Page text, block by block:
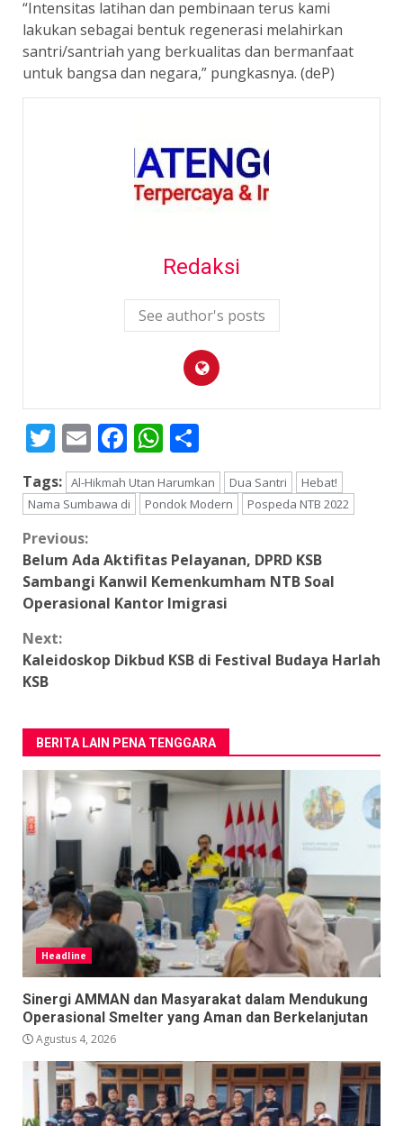
“Intensitas latihan dan pembinaan terus kami
lakukan sebagai bentuk regenerasi melahirkan
santri/santriah yang berkualitas dan bermanfaat
untuk bangsa dan negara,” pungkasnya. (deP)
Redaksi
See author's posts
Twitter
EmailFacebook
WhatsApp
Tags: Al-Hikmah Utan Harumkan Dua Santri
Hebat!
Nama Sumbawa di
Pondok Modern Pospeda NTB 2022
Continue
Reading
Previous:
Belum Ada Aktifitas Pelayanan, DPRD KSB
Sambangi Kanwil Kemenkumham NTB Soal
Operasional Kantor Imigrasi
Next:
Kaleidoskop Dikbud KSB di Festival Budaya Harlah
KSB
BERITA LAIN PENA TENGGARA
Headline
Sinergi AMMAN dan Masyarakat dalam Mendukung
Operasional Smelter yang Aman dan Berkelanjutan
Agustus 4, 2026